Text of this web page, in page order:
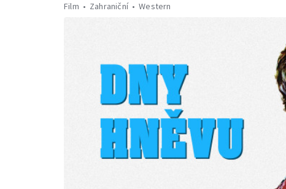
Film
Zahraniční Western